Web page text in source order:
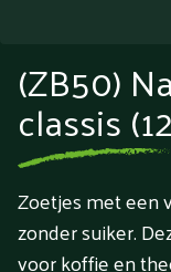
(ZB50)
classis
Zoetjes met een
zonder suiker.
voor koffie en